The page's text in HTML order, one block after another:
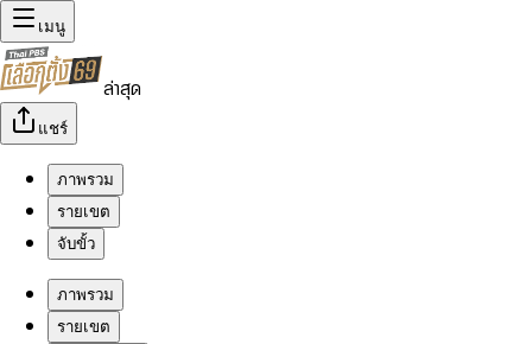
เมนู
ล่าสุด
แชร์
ภาพรวม
รายเขต
จับขั้ว
ภาพรวม
รายเขต